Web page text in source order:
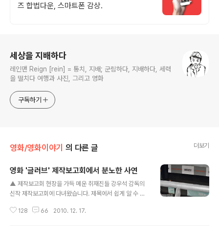
즈 합법다운, 스마트폰 감상.
세상을 지배하다
레인맨 Reign [rein] = 통치, 지배; 군림하다, 지배하다, 세력
을 떨치다 여행과 사진, 그리고 영화
구독하기
영화/영화이야기 의 다른 글 더보기
영화 '글러브' 제작보고회에서 분노한 사연
▲ 제작보고회 현장을 가득 메운 취재진들 강우석 감독의
신작 제작보고회에 다녀왔습니다. 제목에서 쉽게 알 수 있
말 개봉을 앞두고 CGV압구정에서 제작보고회가 진행되었
128 66 2010. 12. 17.